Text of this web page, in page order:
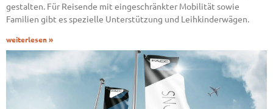
gestalten. Für Reisende mit eingeschränkter Mobilität sowie
Familien gibt es spezielle Unterstützung und Leihkinderwägen.
weiterlesen »